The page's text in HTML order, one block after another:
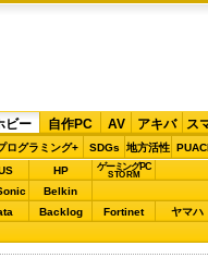
ビー 自作PC AV アキバ ス
ログラミング+ SDGs 地方活性
HP ゲーミングPC
STORM
Belkin
Backlog Fortinet ヤマハ